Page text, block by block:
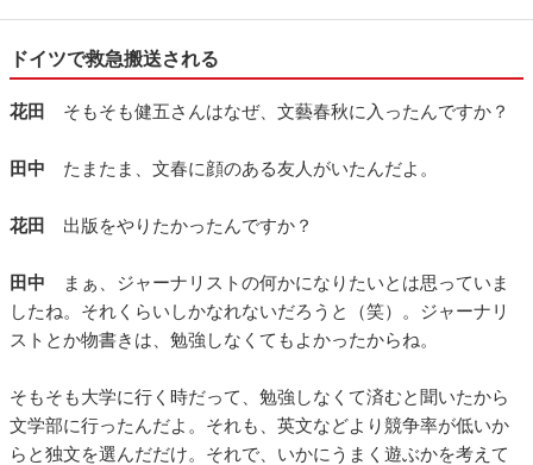
ドイツで救急搬送される
花田 そもそも健五さんはなぜ、文藝春秋に入ったんですか？
田中 たまたま、文春に顔のある友人がいたんだよ。
花田 出版をやりたかったんですか？
田中 まぁ、ジャーナリストの何かになりたいとは思っていま
したね。それくらいしかなれないだろうと（笑）。ジャーナリ
ストとか物書きは、勉強しなくてもよかったからね。
そもそも大学に行く時だって、勉強しなくて済むと聞いたから
文学部に行ったんだよ。それも、英文などより競争率が低いか
らと独文を選んだだけ。それで、いかにうまく遊ぶかを考えて